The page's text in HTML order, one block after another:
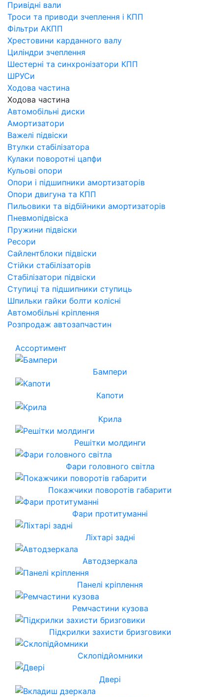
Привідні вали
Троси та приводи зчеплення і КПП
Фільтри АКПП
Хрестовини карданного валу
Циліндри зчеплення
Шестерні та синхронізатори КПП
ШРУСи
Ходова частина
Ходова частина
Автомобільні диски
Амортизатори
Важелі підвіски
Втулки стабілізатора
Кулаки поворотні цапфи
Кульові опори
Опори і підшипники амортизаторів
Опори двигуна та КПП
Пильовики та відбійники амортизаторів
Пневмопідвіска
Пружини підвіски
Ресори
Сайлентблоки підвіски
Стійки стабілізаторів
Стабілізатори підвіски
Ступиці та підшипники ступиць
Шпильки гайки болти колісні
Автомобільні кріплення
Розпродаж автозапчастин
Ассортимент
Бампери
Капоти
Крила
Решітки молдинги
Фари головного світла
Покажчики поворотів габарити
Фари протитуманні
Ліхтарі задні
Автодзеркала
Панелі кріплення
Ремчастини кузова
Підкрилки захисти бризговики
Склопідйомники
Двері